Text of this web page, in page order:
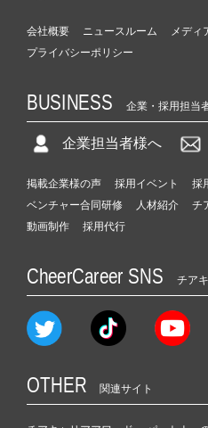
会社概要 ニュースルーム
メディ
プライバシーポリシー
BUSINESS 企業・採用担当
企業担当者様へ
掲載企業様の声 採用イベント 採
ベンチャー合同研修
人材紹介 チ
動画制作
採用代行
CheerCareer SNS チア
OTHER 関連サイト